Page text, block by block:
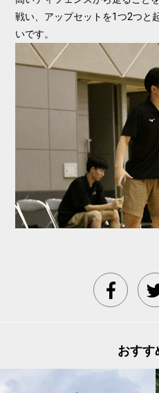
戦い、アップセットを1つ2つと
いです。
おすす